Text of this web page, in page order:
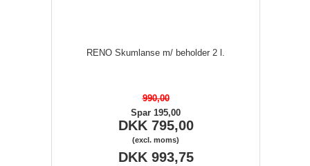
RENO Skumlanse m/ beholder 2 l.
990,00
Spar 195,00
DKK 795,00
(excl. moms)
DKK 993,75